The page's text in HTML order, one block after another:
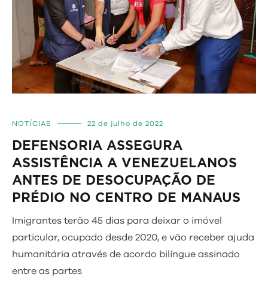
NOTÍCIAS 22 de julho de 2022
DEFENSORIA ASSEGURA
ASSISTÊNCIA A VENEZUELANOS
ANTES DE DESOCUPAÇÃO DE
PRÉDIO NO CENTRO DE MANAUS
Imigrantes terão 45 dias para deixar o imóvel
particular, ocupado desde 2020, e vão receber ajuda
humanitária através de acordo bilíngue assinado
entre as partes